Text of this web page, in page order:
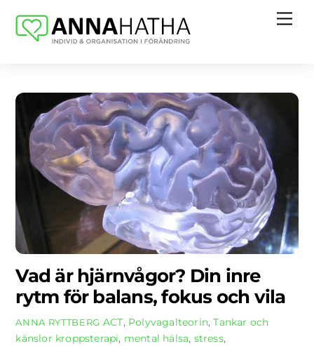
content
Vad är hjärnvågor? Din inre
rytm för balans, fokus och vila
ANNA RYTTBERG ACT, Polyvagalteorin,Tankar och
känslor kroppsterapi, mental hälsa, stress,